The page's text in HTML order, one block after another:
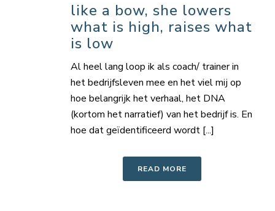
like a bow, she lowers
what is high, raises what
is low
Al heel lang loop ik als coach/ trainer in
het bedrijfsleven mee en het viel mij op
hoe belangrijk het verhaal, het DNA
(kortom het narratief) van het bedrijf is. En
hoe dat geïdentificeerd wordt [...]
READ MORE